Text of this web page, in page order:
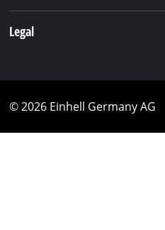
Legal
© 2026 Einhell Germany AG